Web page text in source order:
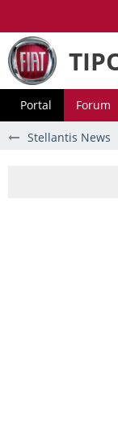
Portal Forum
Stellantis News